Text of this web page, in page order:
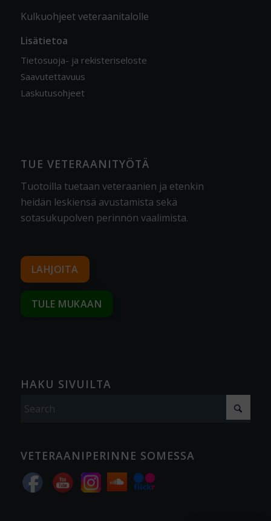
Kulkuohjeet veteraanitalolle
Lisätietoa
Tietosuoja- ja rekisteriseloste
Saavutettavuus
Laskutusohjeet
TUE VETERAANITYÖTÄ
Tuotoilla tuetaan veteraanien ja etenkin
heidän leskiensä avustamista sekä
sotasukupolven perinnön vaalimista.
LAHJOITA
TULE MUKAAN
HAKU SIVUILTA
VETERAANIPERINNE SOMESSA